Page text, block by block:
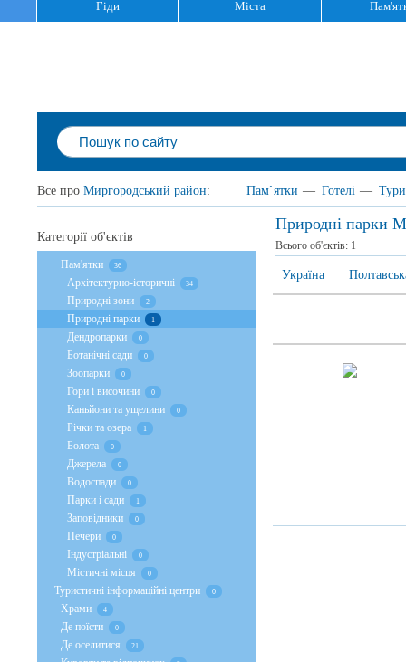
Гіди Міста
Все про Миргородський район: Пам`ятки — Готелі — Тури
Природні парки
Всього об'єктів: 1
Україна
Категорії об'єктів
Пам'ятки 36
Архітектурно-історичні 34
Природні зони 2
Природні парки 1
Дендропарки 0
Ботанічні сади 0
Зоопарки 0
Гори і височини 0
Каньйони та ущелини 0
Річки та озера 1
Болота 0
Джерела 0
Водоспади 0
Парки і сади 1
Заповідники 0
Печери 0
Індустріальні 0
Містичні місця 0
Туристичні інформаційні центри 0
Храми 4
Де поїсти 0
Де оселитися 21